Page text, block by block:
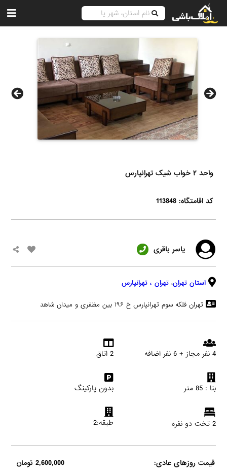
واحد ۲ خواب شیک تهرانپارس
کد اقامتگاه: 113848
یاسر باقری
استان تهران، تهران ، تهرانپارس
تهران فلکه سوم تهرانپارس خ ۱۹۶ بین مظفری و میدان شاهد
4 نفر مجاز + 6 نفر اضافه 2 اتاق
بنا : 85 متر بدون پارکینگ
2 تخت دو نفره طبقه:2
قیمت روزهای عادی: 2,600,000 تومان